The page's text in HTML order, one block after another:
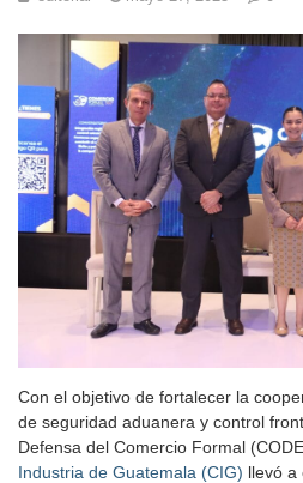
Con el objetivo de fortalecer la
de seguridad aduanera y control
Defensa del Comercio Formal
Industria de Guatemala (CIG) llevó a